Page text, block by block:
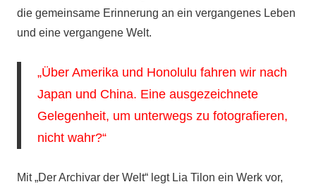
die gemeinsame Erinnerung an ein vergangenes Leben
und eine vergangene Welt.
„Über Amerika und Honolulu fahren wir nach
Japan und China. Eine ausgezeichnete
Gelegenheit, um unterwegs zu fotografieren,
nicht wahr?“
Mit „Der Archivar der Welt“ legt Lia Tilon ein Werk vor,